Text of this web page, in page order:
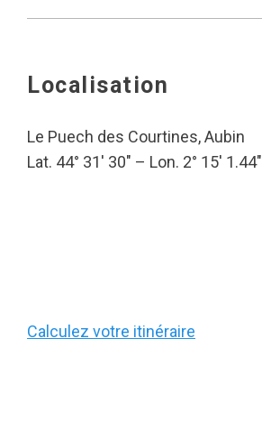
Localisation
Le Puech des Courtines, Aubin
Lat. 44° 31′ 30″ – Lon. 2° 15′ 1.44″
Calculez votre itinéraire